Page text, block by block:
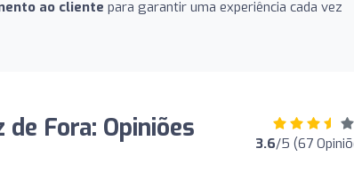
ao cliente para garantir uma experiência cada vez
Fora: Opiniões 3.6/5 (67